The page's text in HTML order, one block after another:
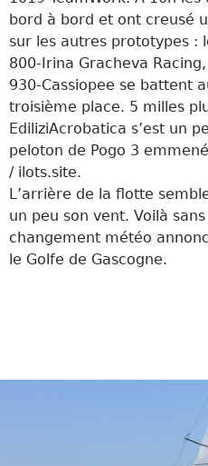
bord à bord et ont creusé
sur les autres prototypes :
800-Irina Gracheva
930-Cassiopee se battent
troisième place. 5 milles
EdiliziAcrobatica s’est un
peloton de Pogo 3
/ ilots.site.
L’arrière de la flotte
un peu son vent. Voilà
changement météo
le Golfe de Gascogne.